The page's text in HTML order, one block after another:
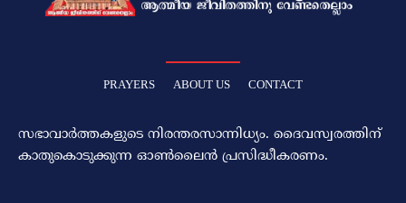
PRAYERS ABOUT US CONTACT
സഭാവാര്‍ത്തകളുടെ നിരന്തരസാന്നിധ്യം. ദൈവസ്വരത്തിന്‌
കാതുകൊടുക്കുന്ന ഓണ്‍ലൈന്‍ പ്രസിദ്ധീകരണം.